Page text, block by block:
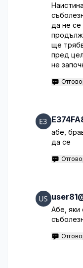
да не се
ще
пред
не
абе,
да се
Абе, яки